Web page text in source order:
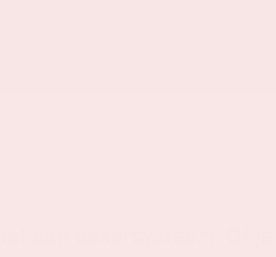
een bekersysteem. Of je